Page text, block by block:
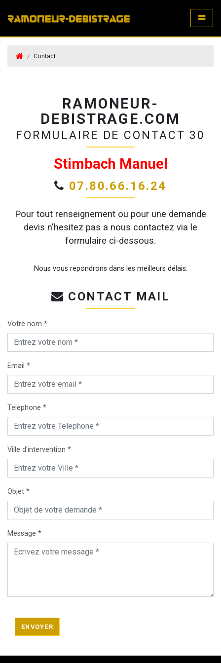
Contact
RAMONEUR-
DEBISTRAGE.COM
FORMULAIRE DE CONTACT 30
Stimbach Manuel
07.80.66.16.24
Pour tout renseignement ou pour une demande
devis n'hesitez pas a nous contactez via le
formulaire ci-dessous.
Nous vous repondrons dans les meilleurs délais.
CONTACT MAIL
Votre nom *
Email *
Telephone *
Ville d'intervention *
Objet *
Message *
ENVOYER